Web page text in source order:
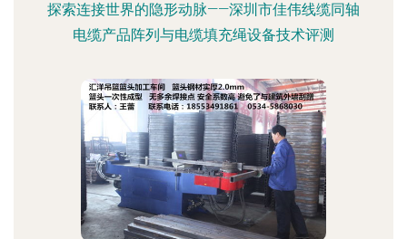
探索连接世界的隐形动脉——深圳市佳伟线缆同轴
电缆产品阵列与电缆填充绳设备技术评测